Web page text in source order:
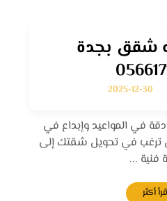
شقق بجدة
2025-12-30
في المواعيد وإبداع في
ترغب في تحويل شقتك إلى
فنية ...
أكثر